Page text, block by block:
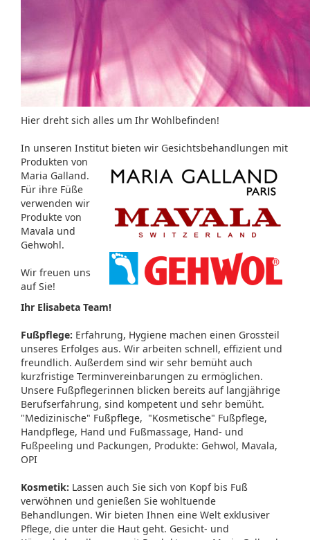
Hier dreht sich alles um Ihr Wohlbefinden!
In unseren Institut bieten wir Gesichtsbehandlungen mit
Produkten von
Maria Galland.
Für ihre Füße
verwenden wir
Produkte von
Mavala und
Gehwohl.
Wir freuen uns
auf Sie!
Ihr Elisabeta Team!
Fußpflege: Erfahrung, Hygiene machen einen Grossteil
unseres Erfolges aus. Wir arbeiten schnell, effizient und
freundlich. Außerdem sind wir sehr bemüht auch
kurzfristige Terminvereinbarungen zu ermöglichen.
Unsere Fußpflegerinnen blicken bereits auf langjährige
Berufserfahrung, sind kompetent und sehr bemüht.
"Medizinische" Fußpflege, "Kosmetische" Fußpflege,
Handpflege, Hand und Fußmassage, Hand- und
Fußpeeling und Packungen, Produkte: Gehwol, Mavala,
OPI
Kosmetik: Lassen auch Sie sich von Kopf bis Fuß
verwöhnen und genießen Sie wohltuende
Behandlungen. Wir bieten Ihnen eine Welt exklusiver
Pflege, die unter die Haut geht. Gesicht- und